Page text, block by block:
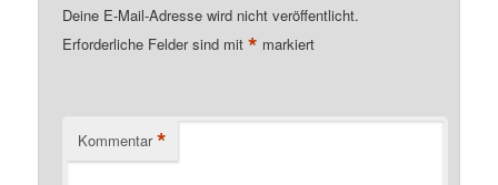
Deine E-Mail-Adresse wird nicht veröffentlicht.
Erforderliche Felder sind mit* markiert
Kommentar *